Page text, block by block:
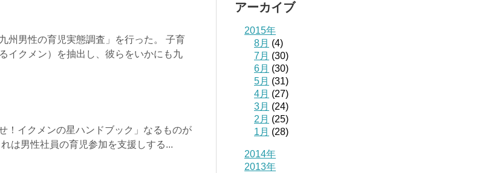
州男性の育児実態調査」を行った。 子育
イクメン）を抽出し、彼らをいかにも九
！イクメンの星ハンドブック」なるものが
は男性社員の育児参加を支援しする...
アーカイブ
2015年
8月 (4)
7月 (30)
6月 (30)
5月 (31)
4月 (27)
3月 (24)
2月 (25)
1月 (28)
2014年
2013年